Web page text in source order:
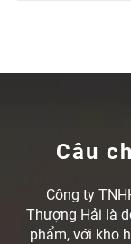
Câu
Công ty
Thượng Hải là
phẩm, với kho